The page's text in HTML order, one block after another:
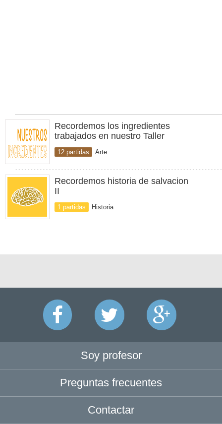
Recordemos los ingredientes
trabajados en nuestro Taller
12 partidas Arte
Recordemos historia de salvacion
II
1 partidas Historia
Soy profesor
Preguntas frecuentes
Contactar